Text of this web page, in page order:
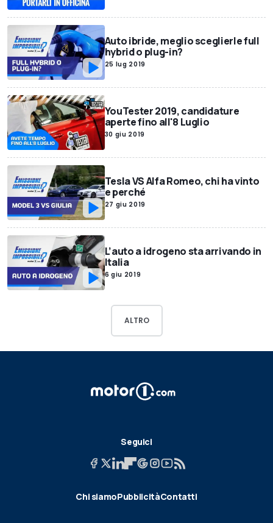
Auto ibride, meglio sceglierle full
hybrid o plug-in?
25 lug 2019
YouTester 2019, candidature
aperte fino all'8 Luglio
30 giu 2019
Tesla VS Alfa Romeo, chi ha vinto
e perché
27 giu 2019
L’auto a idrogeno sta arrivando in
Italia
6 giu 2019
ALTRO
Seguici
Chi siamoPubblicitàContatti